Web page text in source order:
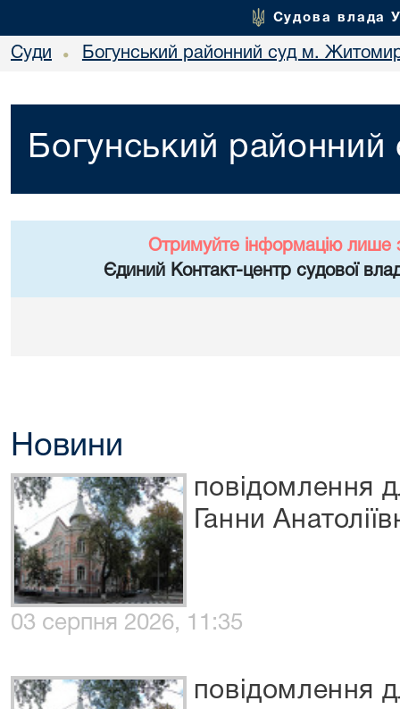
Судова влада
Суди • Богунський районний суд м.
Богунський
Отримуйте інформацію лише
Єдиний Контакт-центр судової
Новини
повідомлення
Ганни
03 серпня 2026, 11:35
повідомлення